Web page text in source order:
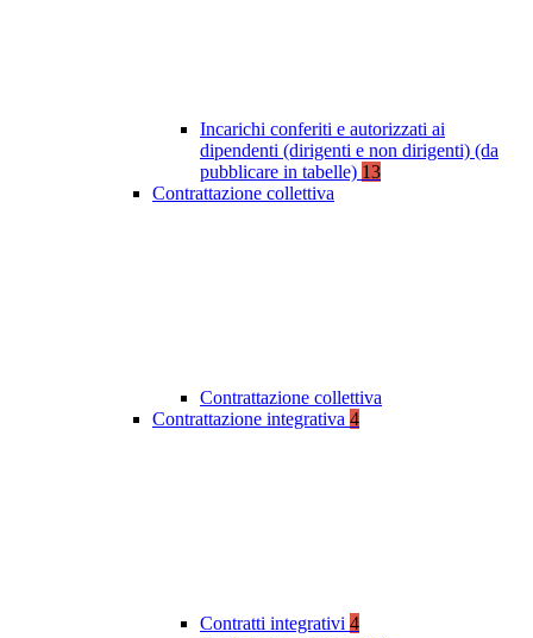
Incarichi conferiti e autorizzati ai
dipendenti (dirigenti e non dirigenti) (da
pubblicare in tabelle) 13
Contrattazione collettiva
Contrattazione collettiva
Contrattazione integrativa 4
Contratti integrativi 4